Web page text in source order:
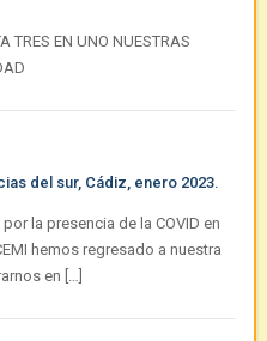
TRES EN UNO NUESTRAS
del sur, Cádiz, enero 2023.
la presencia de la COVID en
hemos regresado a nuestra
en […]